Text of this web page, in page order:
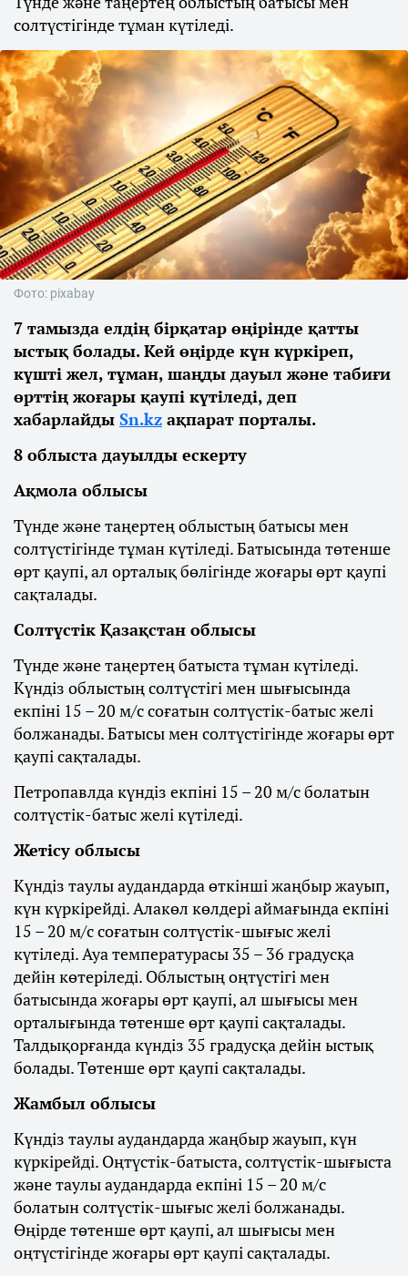
солтүстігінде тұман күтіледі.
Фото: pixabay
7 тамызда елдің бірқатар өңірінде қатты
ыстық болады. Кей өңірде күн күркіреп,
күшті жел, тұман, шаңды дауыл және табиғи
өрттің жоғары қаупі күтіледі, деп
хабарлайды Sn.kz ақпарат порталы.
8 облыста дауылды ескерту
Ақмола облысы
Түнде және таңертең облыстың батысы мен
солтүстігінде тұман күтіледі. Батысында төтенше
өрт қаупі, ал орталық бөлігінде жоғары өрт қаупі
сақталады.
Солтүстік Қазақстан облысы
Түнде және таңертең батыста тұман күтіледі.
Күндіз облыстың солтүстігі мен шығысында
екпіні 15 – 20 м/с соғатын солтүстік-батыс желі
болжанады. Батысы мен солтүстігінде жоғары өрт
қаупі сақталады.
Петропавлда күндіз екпіні 15 – 20 м/с болатын
солтүстік-батыс желі күтіледі.
Жетісу облысы
Күндіз таулы аудандарда өткінші жаңбыр жауып,
күн күркірейді. Алакөл көлдері аймағында екпіні
15 – 20 м/с соғатын солтүстік-шығыс желі
күтіледі. Ауа температурасы 35 – 36 градусқа
дейін көтеріледі. Облыстың оңтүстігі мен
батысында жоғары өрт қаупі, ал шығысы мен
орталығында төтенше өрт қаупі сақталады.
Талдықорғанда күндіз 35 градусқа дейін ыстық
болады. Төтенше өрт қаупі сақталады.
Жамбыл облысы
Күндіз таулы аудандарда жаңбыр жауып, күн
күркірейді. Оңтүстік-батыста, солтүстік-шығыста
және таулы аудандарда екпіні 15 – 20 м/с
болатын солтүстік-шығыс желі болжанады.
Өңірде төтенше өрт қаупі, ал шығысы мен
оңтүстігінде жоғары өрт қаупі сақталады.